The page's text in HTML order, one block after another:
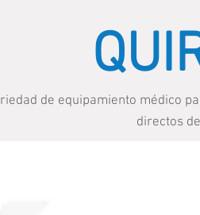
de equipamiento médico
directos